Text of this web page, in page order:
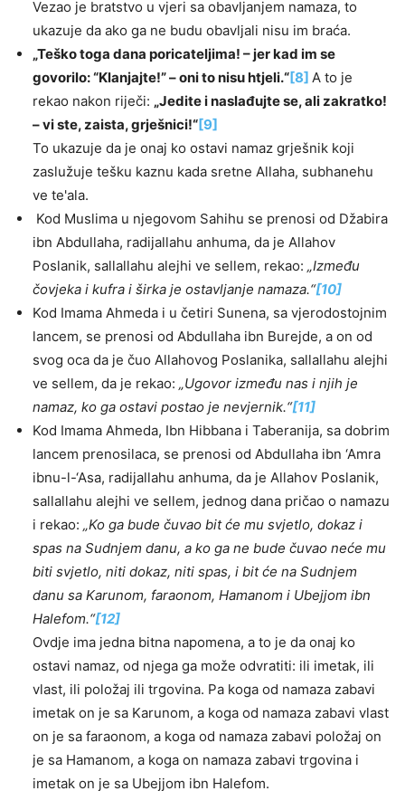
Vezao je bratstvo u vjeri sa obavljanjem namaza, to
ukazuje da ako ga ne budu obavljali nisu im braća.
„Teško toga dana poricateljima! – jer kad im se
govorilo: “Klanjajte!” – oni to nisu htjeli.“[8] A to je
rekao nakon riječi: „Jedite i naslađujte se, ali zakratko!
– vi ste, zaista, grješnici!“[9]
To ukazuje da je onaj ko ostavi namaz grješnik koji
zaslužuje tešku kaznu kada sretne Allaha, subhanehu
ve te'ala.
Kod Muslima u njegovom Sahihu se prenosi od Džabira
ibn Abdullaha, radijallahu anhuma, da je Allahov
Poslanik, sallallahu alejhi ve sellem, rekao: „Između
čovjeka i kufra i širka je ostavljanje namaza.“[10]
Kod Imama Ahmeda i u četiri Sunena, sa vjerodostojnim
lancem, se prenosi od Abdullaha ibn Burejde, a on od
svog oca da je čuo Allahovog Poslanika, sallallahu alejhi
ve sellem, da je rekao: „Ugovor između nas i njih je
namaz, ko ga ostavi postao je nevjernik.“[11]
Kod Imama Ahmeda, Ibn Hibbana i Taberanija, sa dobrim
lancem prenosilaca, se prenosi od Abdullaha ibn ‘Amra
ibnu-l-‘Asa, radijallahu anhuma, da je Allahov Poslanik,
sallallahu alejhi ve sellem, jednog dana pričao o namazu
i rekao: „Ko ga bude čuvao bit će mu svjetlo, dokaz i
spas na Sudnjem danu, a ko ga ne bude čuvao neće mu
biti svjetlo, niti dokaz, niti spas, i bit će na Sudnjem
danu sa Karunom, faraonom, Hamanom i Ubejjom ibn
Halefom.“[12]
Ovdje ima jedna bitna napomena, a to je da onaj ko
ostavi namaz, od njega ga može odvratiti: ili imetak, ili
vlast, ili položaj ili trgovina. Pa koga od namaza zabavi
imetak on je sa Karunom, a koga od namaza zabavi vlast
on je sa faraonom, a koga od namaza zabavi položaj on
je sa Hamanom, a koga on namaza zabavi trgovina i
imetak on je sa Ubejjom ibn Halefom.